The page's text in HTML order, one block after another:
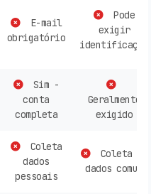
E-mail
obrigatório
Pode
exigir
identificação
Sim -
conta
completa
Geralmente
exigido
Coleta
dados
pessoais
Coleta de
dados comum